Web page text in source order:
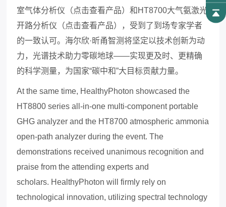
室气体分析仪（点击查看产品）和HT8700大气氨激光
开路分析仪 （点击查看产品） ， 受到了到场专家学者
的一致认可。海尔欣·昕甬智测将坚定以技术创新为动
力，光谱技术助力零碳地球——实现更及时、更精确
的科学测量，为国家“碳中和”大目标贡献力量。
At the same time, HealthyPhotonshowcased the
HT8800 series all-in-one multi-component portable
GHG analyzer and the HT8700 atmospheric ammonia
open-path analyzer during the event. The
demonstrations received unanimous recognition and
praise from the attending experts and
scholars. HealthyPhoton will firmly rely on
technological innovation, utilizing spectral technology